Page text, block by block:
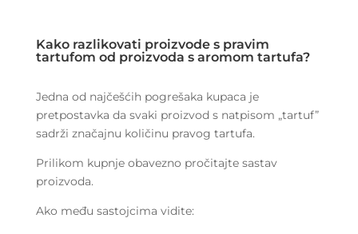
Kako razlikovati proizvode s pravim
tartufom od proizvoda s aromom tartufa?
Jedna od najčešćih pogrešaka kupaca je
pretpostavka da svaki proizvod s natpisom „tartuf”
sadrži značajnu količinu pravog tartufa.
Prilikom kupnje obavezno pročitajte sastav
proizvoda.
Ako među sastojcima vidite: